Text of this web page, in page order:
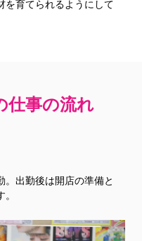
を育てられるようにして
仕事の流れ
。出勤後は開店の準備と